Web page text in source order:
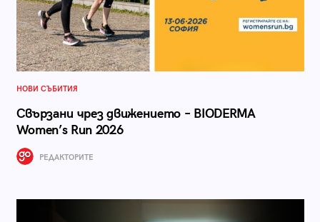
НОВИ СЪБИТИЯ
Свързани чрез движението – BIODERMA
Women’s Run 2026
РЕДАКТОРИТЕ